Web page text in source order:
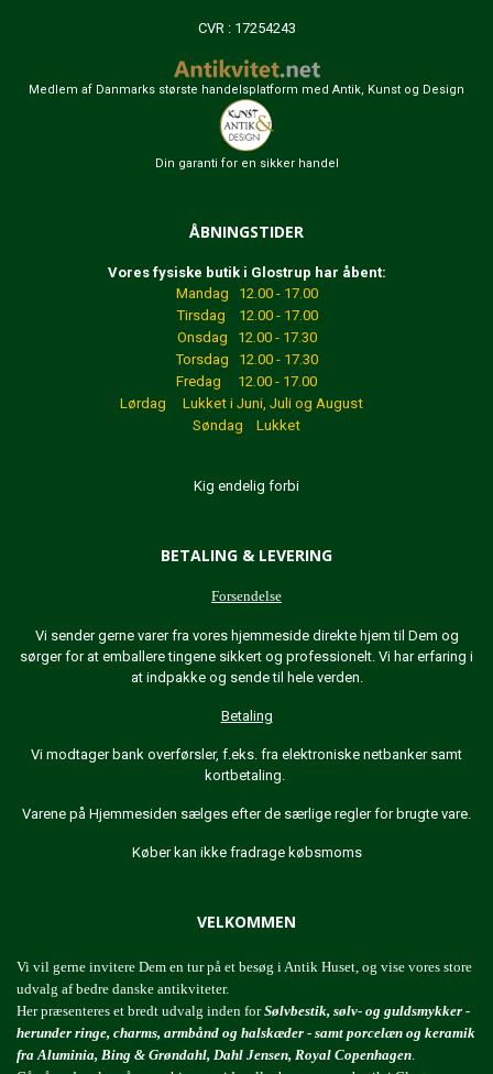
CVR : 17254243
Medlem af Danmarks største handelsplatform med Antik, Kunst og Design
Din garanti for en sikker handel
ÅBNINGSTIDER
Vores fysiske butik i Glostrup har åbent:
Mandag 12.00 - 17.00
Tirsdag 12.00 - 17.00
Onsdag 12.00 - 17.30
Torsdag 12.00 - 17.30
Fredag 12.00 - 17.00
Lørdag Lukket i Juni, Juli og August
Søndag Lukket
Kig endelig forbi
BETALING & LEVERING
Forsendelse
Vi sender gerne varer fra vores hjemmeside direkte hjem til Dem og
sørger for at emballere tingene sikkert og professionelt. Vi har erfaring i
at indpakke og sende til hele verden.
Betaling
Vi modtager bank overførsler, f.eks. fra elektroniske netbanker samt
kortbetaling.
Varene på Hjemmesiden sælges efter de særlige regler for brugte vare.
Køber kan ikke fradrage købsmoms
VELKOMMEN
Vi vil gerne invitere Dem en tur på et besøg i Antik Huset, og vise vores store
udvalg af bedre danske antikviteter.
Her præsenteres et bredt udvalg inden forSølvbestik, sølv- og guldsmykker -
herunder ringe, charms, armbånd og halskæder - samt porcelæn og keramik
fra Aluminia, Bing & Grøndahl, Dahl Jensen, Royal Copenhagen